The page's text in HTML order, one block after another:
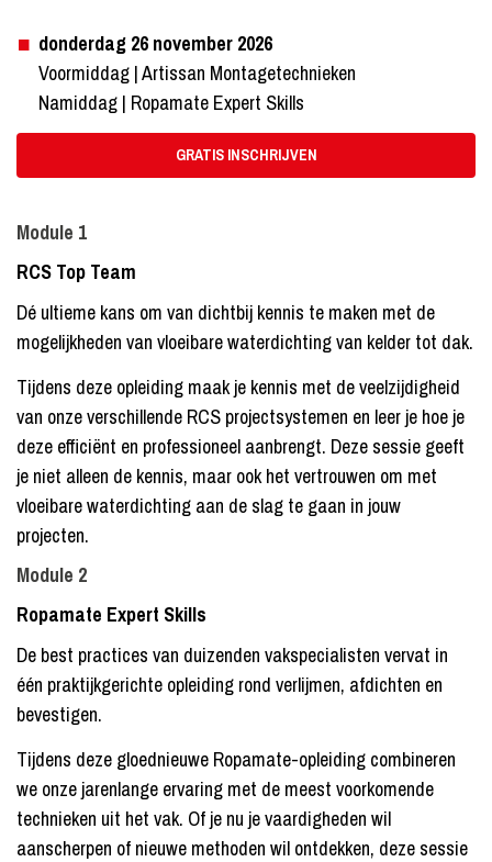
donderdag 26 november 2026
Voormiddag | Artissan Montagetechnieken
Namiddag | Ropamate Expert Skills
GRATIS INSCHRIJVEN
Module 1
RCS Top Team
Dé ultieme kans om van dichtbij kennis te maken met de
mogelijkheden van vloeibare waterdichting van kelder tot dak.
Tijdens deze opleiding maak je kennis met de veelzijdigheid
van onze verschillende RCS projectsystemen en leer je hoe je
deze efficiënt en professioneel aanbrengt. Deze sessie geeft
je niet alleen de kennis, maar ook het vertrouwen om met
vloeibare waterdichting aan de slag te gaan in jouw
projecten.
Module 2
Ropamate Expert Skills
De best practices van duizenden vakspecialisten vervat in
één praktijkgerichte opleiding rond verlijmen, afdichten en
bevestigen.
Tijdens deze gloednieuwe Ropamate-opleiding combineren
we onze jarenlange ervaring met de meest voorkomende
technieken uit het vak. Of je nu je vaardigheden wil
aanscherpen of nieuwe methoden wil ontdekken, deze sessie